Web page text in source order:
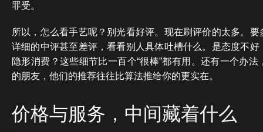
罪受。
所以，怎么看手艺呢？别光看好评。现在刷评价的太多。
详细的中评甚至差评，看看别人具体吐槽什么。是态度不
隐形消费？这些细节比一百个“很棒”都有用。还有一个办
的朋友，他们的推荐往往比算法推给你的更实在。
价格与服务，中间藏着什么